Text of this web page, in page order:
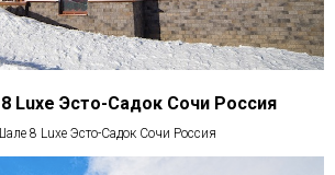
Luxe Эсто-Садок Сочи Россия
8 Luxe Эсто-Садок Сочи Россия